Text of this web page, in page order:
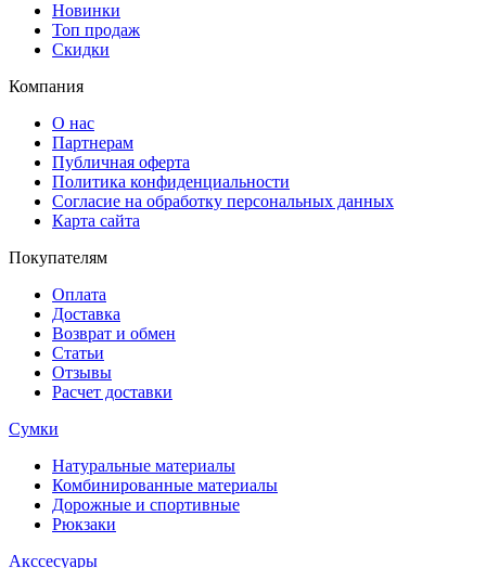
Новинки
Топ продаж
Скидки
Компания
О нас
Партнерам
Публичная оферта
Политика конфиденциальности
Согласие на обработку персональных данных
Карта сайта
Покупателям
Оплата
Доставка
Возврат и обмен
Статьи
Отзывы
Расчет доставки
Сумки
Натуральные материалы
Комбинированные материалы
Дорожные и спортивные
Рюкзаки
Акссесуары